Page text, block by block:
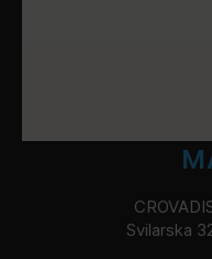
Svilarska